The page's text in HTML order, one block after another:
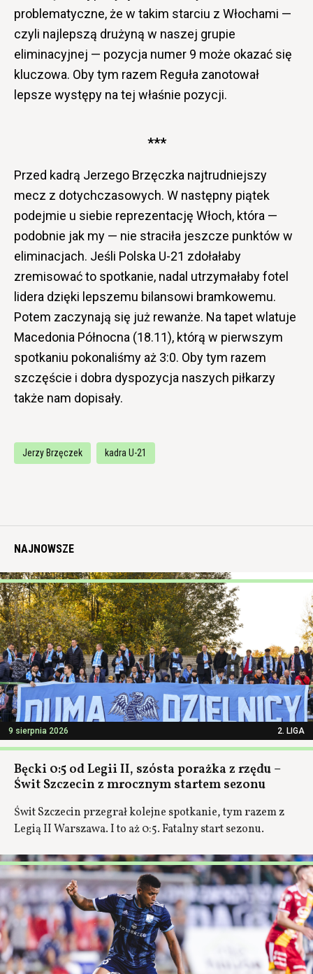
problematyczne, że w takim starciu z Włochami —
czyli najlepszą drużyną w naszej grupie
eliminacyjnej — pozycja numer 9 może okazać się
kluczowa. Oby tym razem Reguła zanotował
lepsze występy na tej właśnie pozycji.
***
Przed kadrą Jerzego Brzęczka najtrudniejszy
mecz z dotychczasowych. W następny piątek
podejmie u siebie reprezentację Włoch, która —
podobnie jak my — nie straciła jeszcze punktów w
eliminacjach. Jeśli Polska U-21 zdołałaby
zremisować to spotkanie, nadal utrzymałaby fotel
lidera dzięki lepszemu bilansowi bramkowemu.
Potem zaczynają się już rewanże. Na tapet wlatuje
Macedonia Północna (18.11), którą w pierwszym
spotkaniu pokonaliśmy aż 3:0. Oby tym razem
szczęście i dobra dyspozycja naszych piłkarzy
także nam dopisały.
Jerzy Brzęczek kadra U-21
NAJNOWSZE
9 sierpnia 2026 2. LIGA
Bęcki 0:5 od Legii II, szósta porażka z rzędu –
Świt Szczecin z mrocznym startem sezonu
Świt Szczecin przegrał kolejne spotkanie, tym razem z
Legią II Warszawa. I to aż 0:5. Fatalny start sezonu.